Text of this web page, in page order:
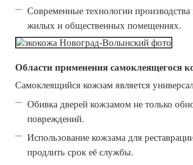
Современные технологии
жилых и общественных помещениях.
Области применения самоклеящегося
Самоклеящийся кожзам является
Обивка дверей кожзамом не только
повреждений.
Использование кожзама для
продлить срок её службы.